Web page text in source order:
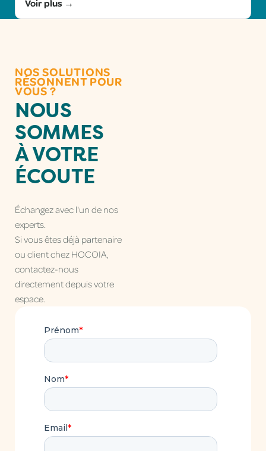
Voir plus →
NOS SOLUTIONS
RÉSONNENT POUR
VOUS ?
NOUS
SOMMES
À VOTRE
ÉCOUTE
Échangez avec l'un de nos
experts.
Si vous êtes déjà partenaire
ou client chez HOCOIA,
contactez-nous
directement depuis votre
espace.